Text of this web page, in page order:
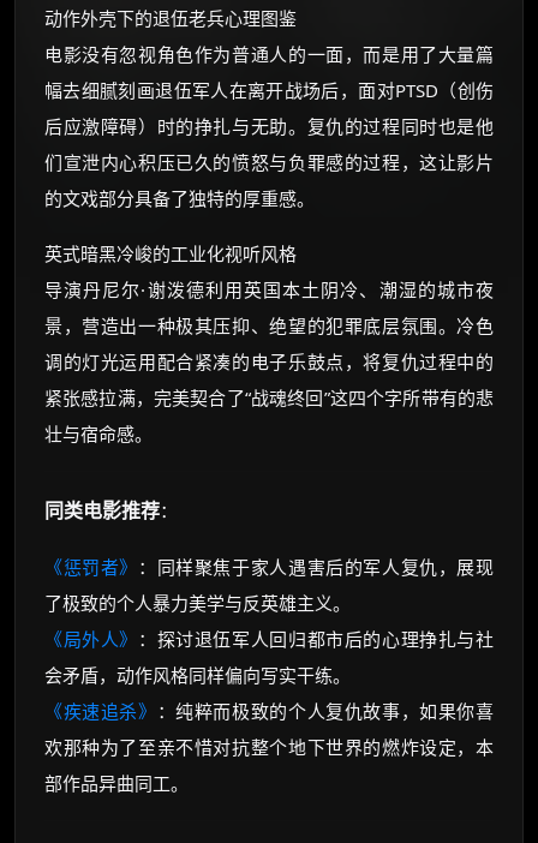
动作外壳下的退伍老兵心理图鉴
电影没有忽视角色作为普通人的一面，而是用了大量篇
幅去细腻刻画退伍军人在离开战场后，面对PTSD（创伤
后应激障碍）时的挣扎与无助。复仇的过程同时也是他
们宣泄内心积压已久的愤怒与负罪感的过程，这让影片
的文戏部分具备了独特的厚重感。
英式暗黑冷峻的工业化视听风格
导演丹尼尔·谢泼德利用英国本土阴冷、潮湿的城市夜
景，营造出一种极其压抑、绝望的犯罪底层氛围。冷色
调的灯光运用配合紧凑的电子乐鼓点，将复仇过程中的
紧张感拉满，完美契合了“战魂终回”这四个字所带有的悲
壮与宿命感。
同类电影推荐：
《惩罚者》 ：同样聚焦于家人遇害后的军人复仇，展现
了极致的个人暴力美学与反英雄主义。
《局外人》 ：探讨退伍军人回归都市后的心理挣扎与社
会矛盾，动作风格同样偏向写实干练。
《疾速追杀》 ：纯粹而极致的个人复仇故事，如果你喜
欢那种为了至亲不惜对抗整个地下世界的燃炸设定，本
部作品异曲同工。